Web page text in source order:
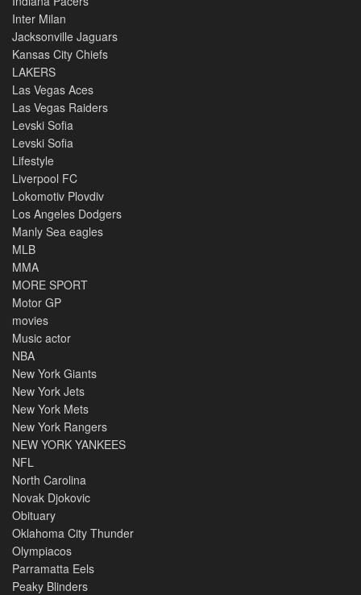
Inter Milan
Jacksonville Jaguars
Kansas City Chiefs
LAKERS
Las Vegas Aces
Las Vegas Raiders
Levski Sofia
Levski Sofia
Lifestyle
Liverpool FC
Lokomotiv Plovdiv
Los Angeles Dodgers
Manly Sea eagles
MLB
MMA
MORE SPORT
Motor GP
movies
Music actor
NBA
New York Giants
New York Jets
New York Mets
New York Rangers
NEW YORK YANKEES
NFL
North Carolina
Novak Djokovic
Obituary
Oklahoma City Thunder
Olympiacos
Parramatta Eels
Peaky Blinders